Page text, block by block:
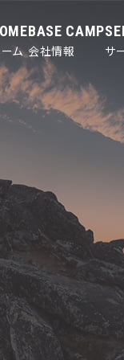
ム
BASE CAMP
会社情報 サ